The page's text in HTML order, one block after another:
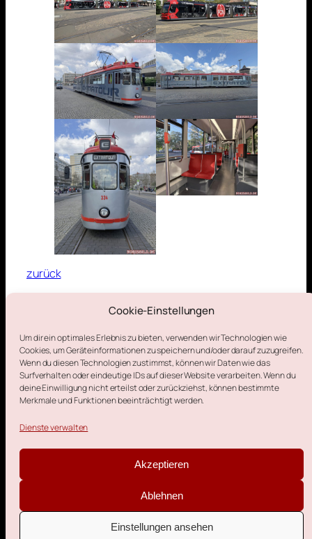
Cookie-Einstellungen
Um dir ein optimales Erlebnis zu bieten, verwenden wir Technologien wie
Cookies, um Geräteinformationen zu speichern und/oder darauf zuzugreifen.
Wenn du diesen Technologien zustimmst, können wir Daten wie das
Surfverhalten oder eindeutige IDs auf dieser Website verarbeiten. Wenn du
deine Einwilligung nicht erteilst oder zurückziehst, können bestimmte
Merkmale und Funktionen beeinträchtigt werden.
Dienste verwalten
Akzeptieren
Ablehnen
Einstellungen ansehen
zurück
© Norisbild.de | Gestaltet mitWordpress